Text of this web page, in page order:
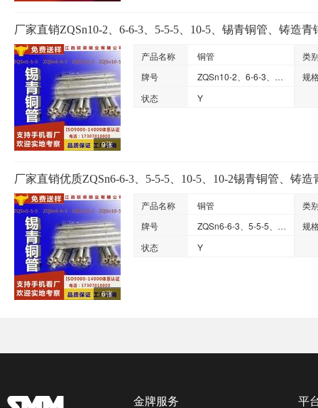
厂家直销ZQSn10-2、6-6-3、5-5-5、10-5、锡青铜管、铸造青
9张
产品名称 铜管
类
牌号
ZQSn10-2、6-6-3、5-5-5、10-5
规
状态
Y
厂家直销优质ZQSn6-6-3、5-5-5、10-5、10-2锡青铜管、铸造
6张
产品名称 铜管
类
牌号
ZQSn6-6-3、5-5-5、10-5、10-2
规
状态
Y
金牌服务 平